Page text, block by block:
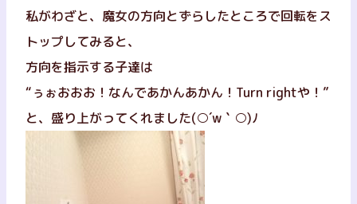
私がわざと、魔女の方向とずらしたところで回転をス
トップしてみると、
方向を指示する子達は
“ぅぉおおお！なんであかんあかん！Turn rightや！”
と、盛り上がってくれました(○´w｀○)ﾉ